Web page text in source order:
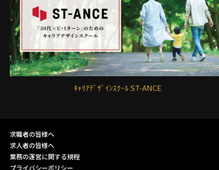
ｷｬﾘｱﾃﾞｻﾞｲﾝｽｸｰﾙ ST-ANCE
求職者の皆様へ
求人者の皆様へ
業務の運営に関する規程
プライバシーポリシー